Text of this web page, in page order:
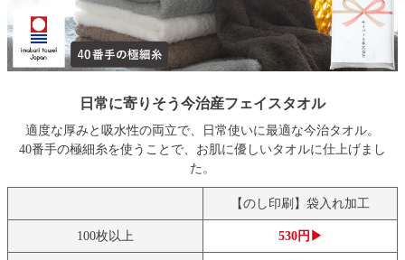
日常に寄りそう今治産フェイスタオル
適度な厚みと吸水性の両立で、日常使いに最適な今治タオル。
40番手の極細糸を使うことで、お肌に優しいタオルに仕上げまし
た。
【のし印刷】袋入れ加工
100枚以上 530円▶